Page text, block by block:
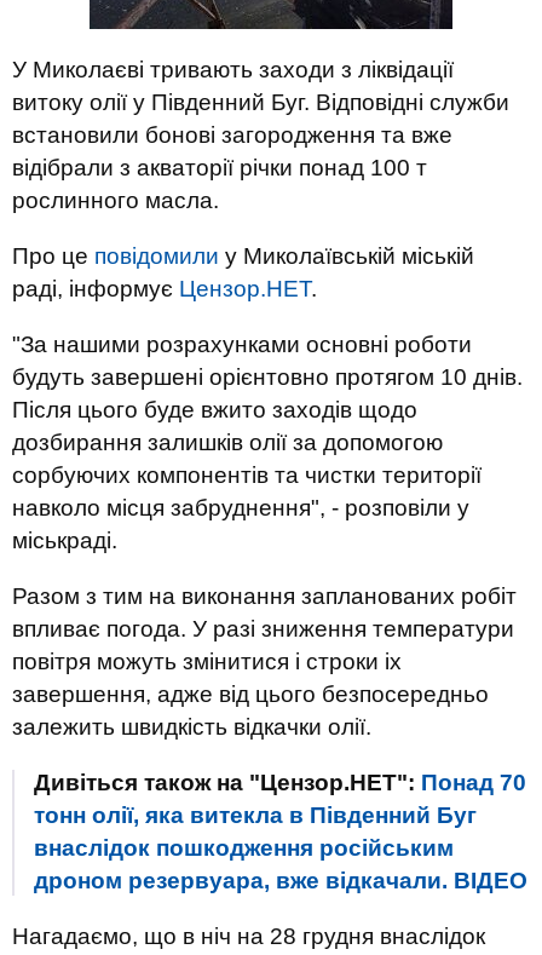
У Миколаєві тривають заходи з ліквідації
витоку олії у Південний Буг. Відповідні служби
встановили бонові загородження та вже
відібрали з акваторії річки понад 100 т
рослинного масла.
Про це повідомили у Миколаївській міській
раді, інформує Цензор.НЕТ.
"За нашими розрахунками основні роботи
будуть завершені орієнтовно протягом 10 днів.
Після цього буде вжито заходів щодо
дозбирання залишків олії за допомогою
сорбуючих компонентів та чистки території
навколо місця забруднення", - розповіли у
міськраді.
Разом з тим на виконання запланованих робіт
впливає погода. У разі зниження температури
повітря можуть змінитися і строки іх
завершення, адже від цього безпосередньо
залежить швидкість відкачки олії.
Дивіться також на "Цензор.НЕТ": Понад 70
тонн олії, яка витекла в Південний Буг
внаслідок пошкодження російським
дроном резервуара, вже відкачали. ВIДЕО
Нагадаємо, що в ніч на 28 грудня внаслідок